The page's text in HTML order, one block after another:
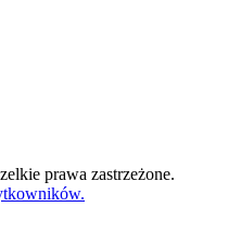
prawa zastrzeżone.